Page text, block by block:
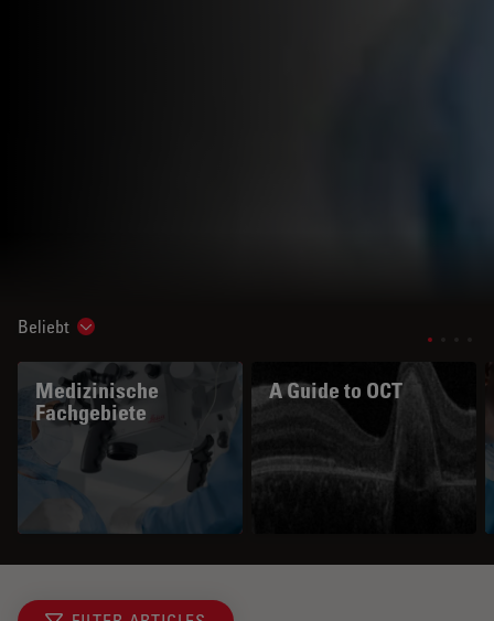
Beliebt Show subnavigation
Medizinische
Fachgebiete
A Guide to OCT